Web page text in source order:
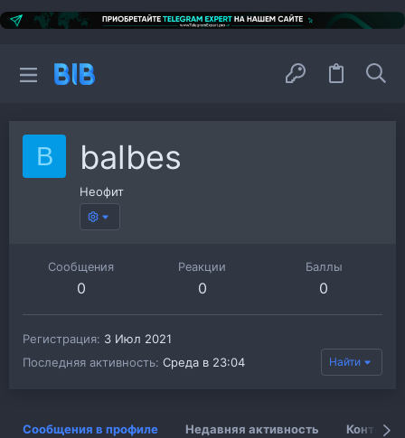
B balbes
Неофит
Сообщения
0
Реакции
0
Баллы
0
Регистрация 3 Июл 2021
Последняя активность Среда в 23:04 Найти
Сообщения в профиле Недавняя активность Контент